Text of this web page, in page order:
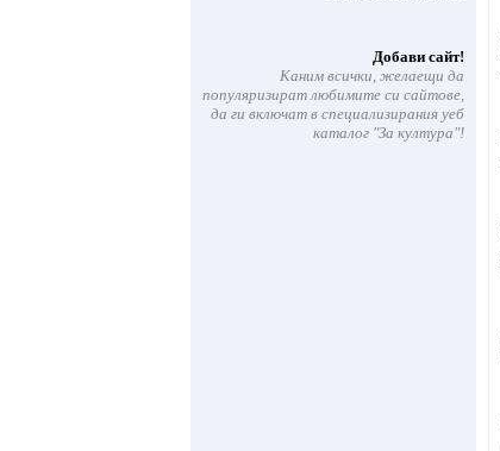
Добави сайт!
Каним всички, желаещи да
популяризират любимите си сайтове,
да ги включат в специализирания уеб
каталог "За култура"!